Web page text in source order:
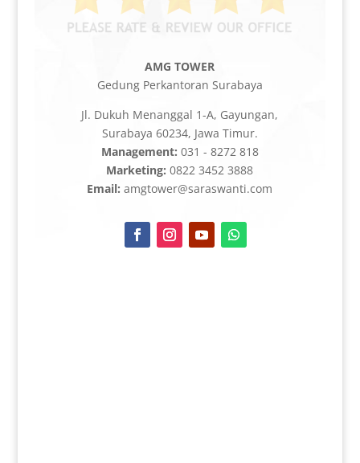
AMG TOWER
Gedung Perkantoran Surabaya
Jl. Dukuh Menanggal 1-A, Gayungan,
Surabaya 60234, Jawa Timur.
Management: 031 - 8272 818
Marketing: 0822 3452 3888
Email: amgtower@saraswanti.com